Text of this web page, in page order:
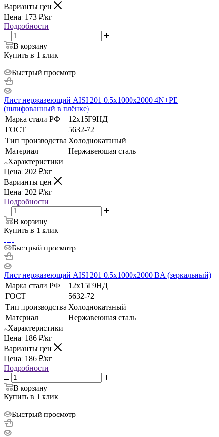
Варианты цен
Цена: 173 ₽/кг
Подробности
В корзину
Купить в 1 клик
Быстрый просмотр
Лист нержавеющий AISI 201 0.5х1000х2000 4N+РЕ
(шлифованный в плёнке)
Марка стали РФ
12х15Г9НД
ГОСТ
5632-72
Тип производства Холоднокатаный
Материал
Нержавеющая сталь
Характеристики
Цена: 202 ₽/кг
Варианты цен
Цена: 202 ₽/кг
Подробности
В корзину
Купить в 1 клик
Быстрый просмотр
Лист нержавеющий AISI 201 0.5х1000х2000 BA (зеркальный)
Марка стали РФ
12х15Г9НД
ГОСТ
5632-72
Тип производства Холоднокатаный
Материал
Нержавеющая сталь
Характеристики
Цена: 186 ₽/кг
Варианты цен
Цена: 186 ₽/кг
Подробности
В корзину
Купить в 1 клик
Быстрый просмотр